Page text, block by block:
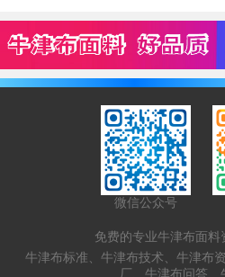
微信公众号
免费的专业牛津布面料
牛津布标准、牛津布技术、牛津布
厂、牛津布问答、